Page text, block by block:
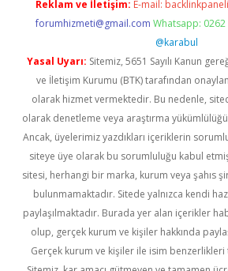
Reklam ve İletişim: E-mail:
forumhizmeti@gmail.com Whatsapp: 0262
@karabul
Yasal Uyarı: Sitemiz, 5651 Sayılı Kanun
ve İletişim Kurumu (BTK) tarafından
olarak hizmet vermektedir. Bu nedenle,
olarak denetleme veya araştırma
Ancak, üyelerimiz yazdıkları içeriklerin
siteye üye olarak bu sorumluluğu kabul
sitesi, herhangi bir marka, kurum veya şahıs
bulunmamaktadır. Sitede yalnızca kendi
paylaşılmaktadır. Burada yer alan içerikler
olup, gerçek kurum ve kişiler hakkında
Gerçek kurum ve kişiler ile isim